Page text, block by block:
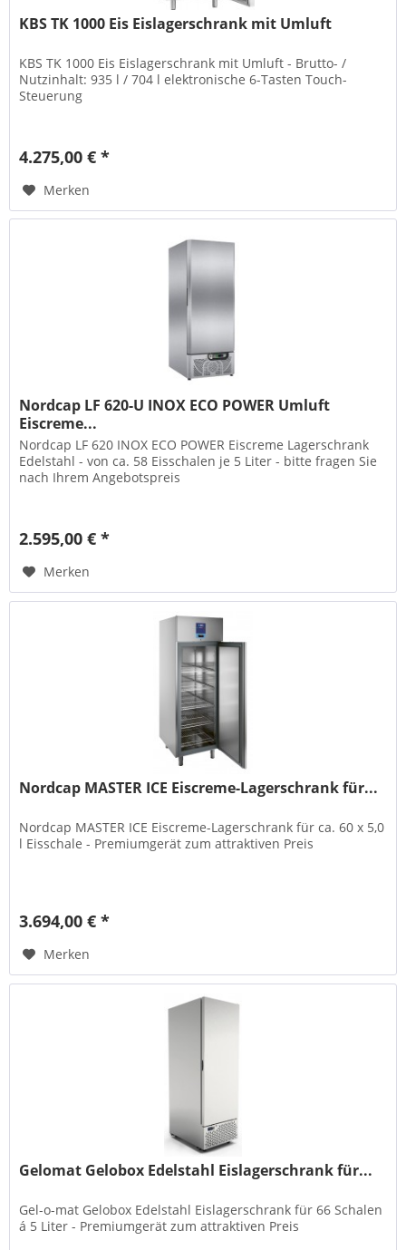
KBS TK 1000 Eis Eislagerschrank mit Umluft
KBS TK 1000 Eis Eislagerschrank mit Umluft - Brutto- /
Nutzinhalt: 935 l / 704 l elektronische 6-Tasten Touch-
Steuerung
4.275,00 € *
Merken
Nordcap LF 620-U INOX ECO POWER Umluft
Eiscreme...
Nordcap LF 620 INOX ECO POWER Eiscreme Lagerschrank
Edelstahl - von ca. 58 Eisschalen je 5 Liter - bitte fragen Sie
nach Ihrem Angebotspreis
2.595,00 € *
Merken
Nordcap MASTER ICE Eiscreme-Lagerschrank für...
Nordcap MASTER ICE Eiscreme-Lagerschrank für ca. 60 x 5,0
l Eisschale - Premiumgerät zum attraktiven Preis
3.694,00 € *
Merken
Gelomat Gelobox Edelstahl Eislagerschrank für...
Gel-o-mat Gelobox Edelstahl Eislagerschrank für 66 Schalen
á 5 Liter - Premiumgerät zum attraktiven Preis